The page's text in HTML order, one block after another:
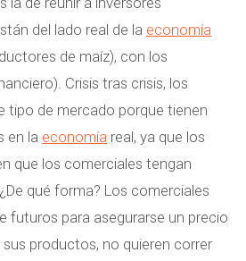
del lado real de la economía
de maíz), con los
Crisis tras crisis, los
tipo de mercado porque tienen
en la economía real, ya que los
que los comerciales tengan
qué forma? Los comerciales
futuros para asegurarse un precio
productos, no quieren correr